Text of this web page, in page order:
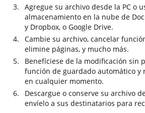
Agregue su archivo desde la PC o
almacenamiento en la nube de
y Dropbox, o Google Drive.
Cambie su archivo, cancelar
elimine páginas, y mucho más.
Benefíciese de la modificación sin
función de guardado automático y
en cualquier momento.
Descargue o conserve su archivo
envíelo a sus destinatarios para